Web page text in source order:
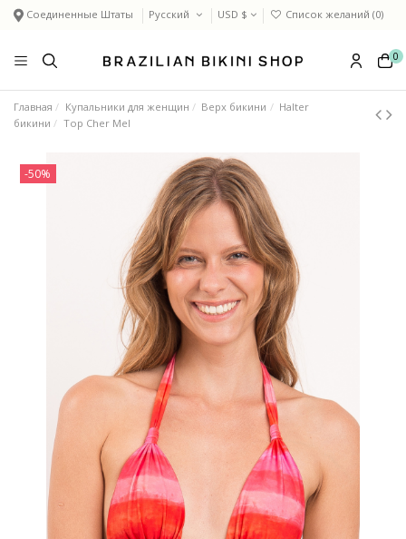
Соединенные Штаты Русский USD $ Список желаний (0)
0
Главная Купальники для женщин Верх бикини
Halter
бикини
Top Cher Mel
-50%